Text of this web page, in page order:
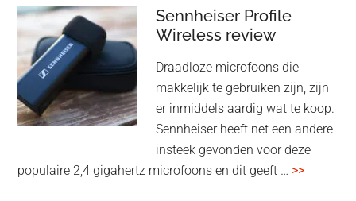
audiomatrix
voor
high-
end
multiroom
Sennheiser Profile
Wireless review
Draadloze microfoons die
makkelijk te gebruiken zijn, zijn
er inmiddels aardig wat te koop.
Sennheiser heeft net een andere
insteek gevonden voor deze
populaire 2,4 gigahertz microfoons en dit geeft … >>